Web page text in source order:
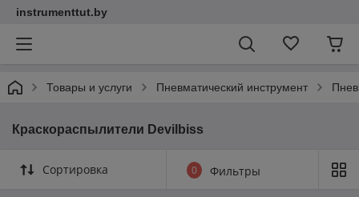
instrumenttut.by
Товары и услуги Пневматический инструмент
Краскораспылители Devilbiss
Сортировка 0 Фильтры